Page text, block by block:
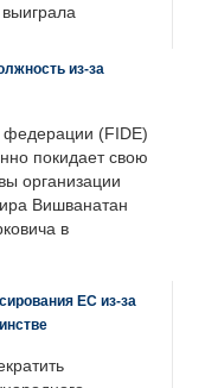
из-за
(FIDE)
покидает свою
организации
Вишванатан
в
ЕС из-за